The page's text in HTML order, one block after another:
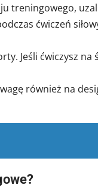
treningowego,
ćwiczeń
Jeśli ćwiczysz
również na